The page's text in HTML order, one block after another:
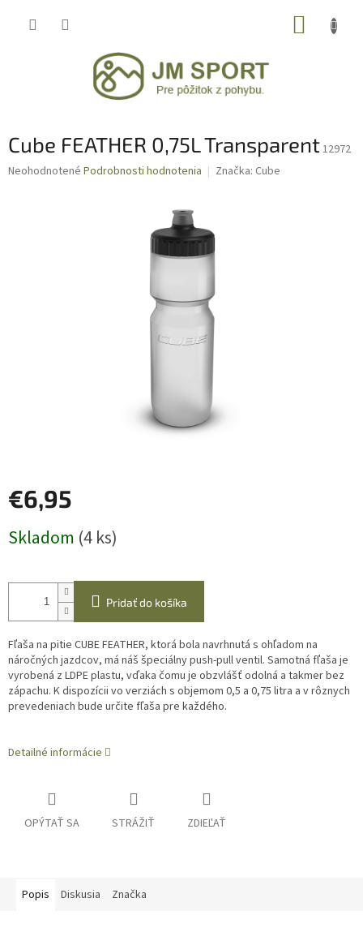
Cube FEATHER 0,75L Transparent12972
Priemerné
Neohodnotené Podrobnosti hodnotenia Značka: Cube
€6,95
cena:
Skladom (4 ks)
Pridať do košíka
Fľaša na pitie CUBE FEATHER, ktorá bola navrhnutá s ohľadom na
náročných jazdcov, má náš špeciálny push-pull ventil. Samotná fľaša je
vyrobená z LDPE plastu, vďaka čomu je obzvlášť odolná a takmer bez
zápachu. K dispozícii vo verziách s objemom 0,5 a 0,75 litra a v rôznych
prevedeniach bude určite fľaša pre každého.
Detailné informácie
OPÝTAŤ SA STRÁŽIŤ ZDIEĽAŤ
Popis Diskusia Značka